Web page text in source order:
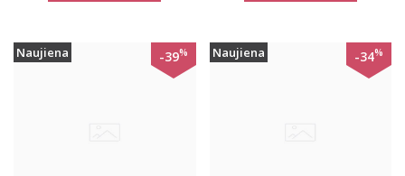
Naujiena -39% Naujiena -34%